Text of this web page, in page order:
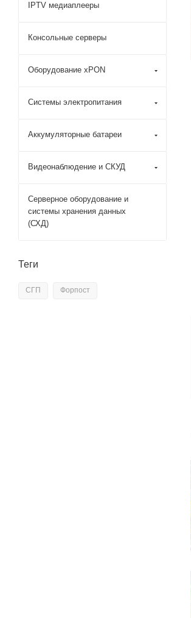
IPTV медиаплееры
Консольные серверы
Оборудование xPON
Системы электропитания
Аккумуляторные батареи
Видеонаблюдение и СКУД
Серверное оборудование и
системы хранения данных
(СХД)
Теги
СГП Форпост